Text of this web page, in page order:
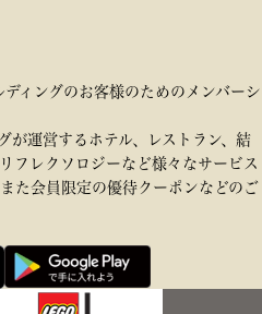
ィングのお客様のためのメンバーシ
が運営するホテル、レストラン、結
フレクソロジーなど様々なサービス
た会員限定の優待クーポンなどのご